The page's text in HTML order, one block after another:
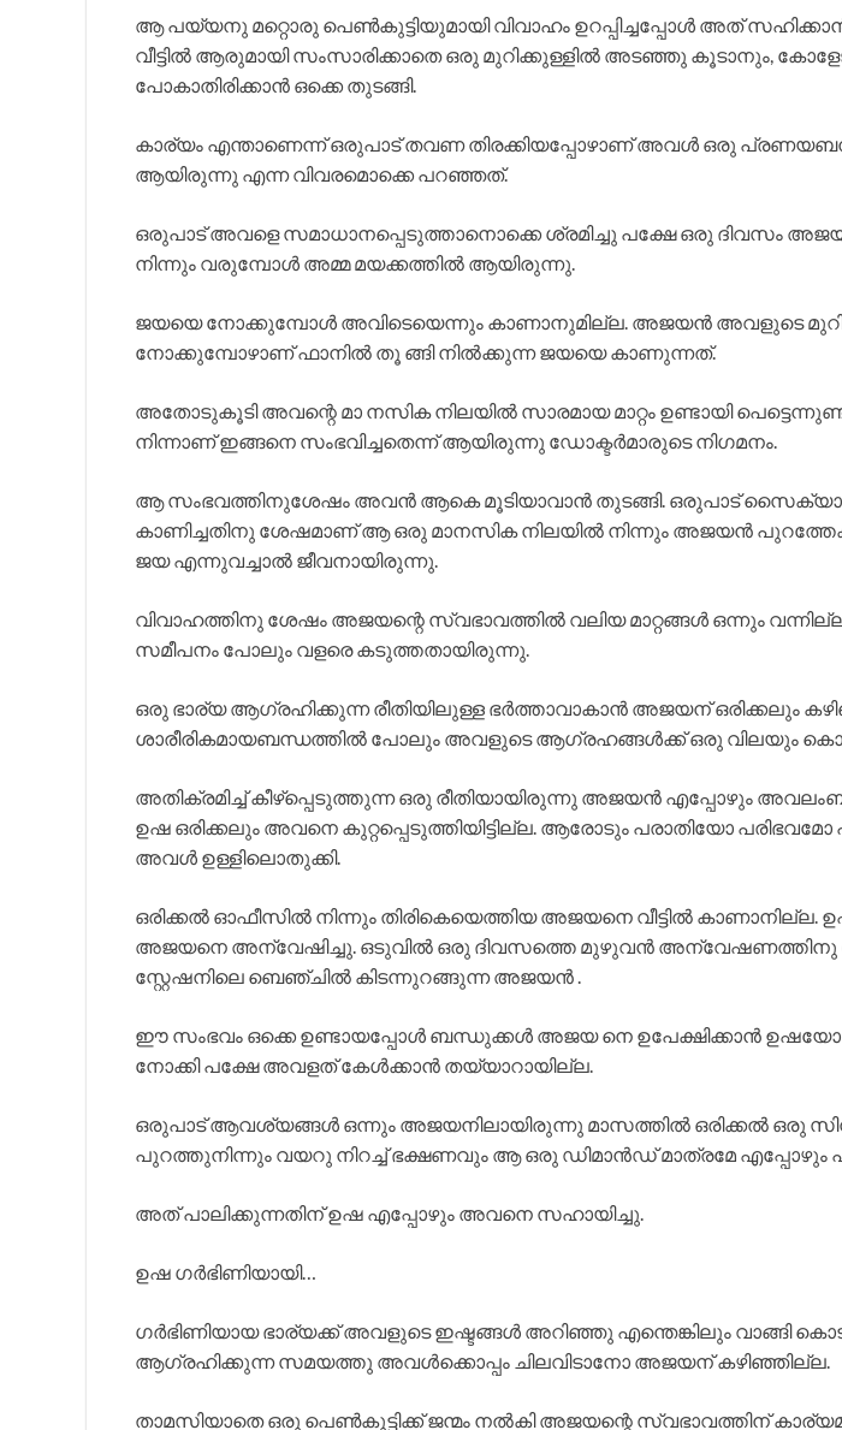
ആ പയ്യനു മറ്റൊരു പെൺകുട്ടിയുമായി വിവാഹം ഉറപ്പിച്ചപ്പോൾ അത്
വീട്ടിൽ ആരുമായി സംസാരിക്കാതെ ഒരു മുറിക്കുള്ളിൽ അടഞ്ഞു കൂടാനും,
പോകാതിരിക്കാൻ ഒക്കെ തുടങ്ങി.
കാര്യം എന്താണെന്ന് ഒരുപാട് തവണ തിരക്കിയപ്പോഴാണ് അവൾ ഒരു
ആയിരുന്നു എന്ന വിവരമൊക്കെ പറഞ്ഞത്.
ഒരുപാട് അവളെ സമാധാനപ്പെടുത്താനൊക്കെ ശ്രമിച്ചു പക്ഷേ ഒരു ദിവസം
നിന്നും വരുമ്പോൾ അമ്മ മയക്കത്തിൽ ആയിരുന്നു.
ജയയെ നോക്കുമ്പോൾ അവിടെയെന്നും കാണാനുമില്ല. അജയൻ അവളുടെ
നോക്കുമ്പോഴാണ് ഫാനിൽ തൂ ങ്ങി നിൽക്കുന്ന ജയയെ കാണുന്നത്.
അതോടുകൂടി അവന്റെ മാ നസിക നിലയിൽ സാരമായ മാറ്റം ഉണ്ടായി
നിന്നാണ് ഇങ്ങനെ സംഭവിച്ചതെന്ന് ആയിരുന്നു ഡോക്ടർമാരുടെ നിഗമനം.
ആ സംഭവത്തിനുശേഷം അവൻ ആകെ മൂടിയാവാൻ തുടങ്ങി. ഒരുപാട്
കാണിച്ചതിനു ശേഷമാണ് ആ ഒരു മാനസിക നിലയിൽ നിന്നും അജയൻ
ജയ എന്നുവച്ചാൽ ജീവനായിരുന്നു.
വിവാഹത്തിനു ശേഷം അജയന്റെ സ്വഭാവത്തിൽ വലിയ മാറ്റങ്ങൾ ഒന്നും
സമീപനം പോലും വളരെ കടുത്തതായിരുന്നു.
ഒരു ഭാര്യ ആഗ്രഹിക്കുന്ന രീതിയിലുള്ള ഭർത്താവാകാൻ അജയന് ഒരിക്കലും
ശാരീരികമായബന്ധത്തിൽ പോലും അവളുടെ ആഗ്രഹങ്ങൾക്ക് ഒരു വിലയും
അതിക്രമിച്ച് കീഴ്പ്പെടുത്തുന്ന ഒരു രീതിയായിരുന്നു അജയൻ എപ്പോഴും
ഉഷ ഒരിക്കലും അവനെ കുറ്റപ്പെടുത്തിയിട്ടില്ല. ആരോടും പരാതിയോ
അവൾ ഉള്ളിലൊതുക്കി.
ഒരിക്കൽ ഓഫീസിൽ നിന്നും തിരികെയെത്തിയ അജയനെ വീട്ടിൽ കാണാനില്ല.
അജയനെ അന്വേഷിച്ചു. ഒടുവിൽ ഒരു ദിവസത്തെ മുഴുവൻ അന്വേഷണത്തിനു
സ്റ്റേഷനിലെ ബെഞ്ചിൽ കിടന്നുറങ്ങുന്ന അജയൻ .
ഈ സംഭവം ഒക്കെ ഉണ്ടായപ്പോൾ ബന്ധുക്കൾ അജയ നെ ഉപേക്ഷിക്കാൻ
നോക്കി പക്ഷേ അവളത് കേൾക്കാൻ തയ്യാറായില്ല.
ഒരുപാട് ആവശ്യങ്ങൾ ഒന്നും അജയനിലായിരുന്നു മാസത്തിൽ ഒരിക്കൽ ഒരു
പുറത്തുനിന്നും വയറു നിറച്ച് ഭക്ഷണവും ആ ഒരു ഡിമാൻഡ് മാത്രമേ എപ്പോഴും
അത് പാലിക്കുന്നതിന് ഉഷ എപ്പോഴും അവനെ സഹായിച്ചു.
ഉഷ ഗർഭിണിയായി…
ഗർഭിണിയായ ഭാര്യക്ക് അവളുടെ ഇഷ്ടങ്ങൾ അറിഞ്ഞു എന്തെങ്കിലും വാങ്ങി
ആഗ്രഹിക്കുന്ന സമയത്തു അവൾക്കൊപ്പം ചിലവിടാനോ അജയന് കഴിഞ്ഞില്ല.
താമസിയാതെ ഒരു പെൺകുട്ടിക്ക് ജന്മം നൽകി അജയന്റെ സ്വഭാവത്തിന്